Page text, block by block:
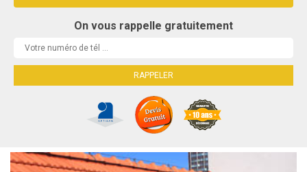
On vous rappelle gratuitement